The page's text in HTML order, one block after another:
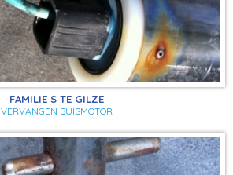
FAMILIE S TE GILZE
VERVANGEN BUISMOTOR